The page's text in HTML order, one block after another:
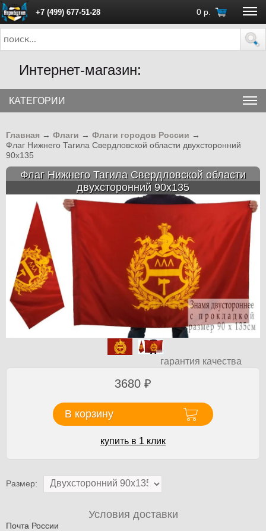
+7 (499) 677-51-28 0 р.
ПН - ПТ с 10:00 до 18:00 (Москва)
Интернет-магазин:
КАТЕГОРИИ
Главная → Флаги → Флаги городов России →
Флаг Нижнего Тагила Свердловской области двухсторонний
90х135
Флаг Нижнего Тагила Свердловской области
двухсторонний 90х135
гарантия качества
3680 ₽
В корзину
купить в 1 клик
Размер:
Условия доставки
Почта России